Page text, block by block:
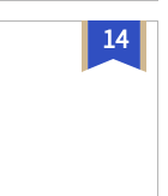
か──。 性には奥
浩誠 × 意外と
※R18要素は後日
すが、単体でもお
14